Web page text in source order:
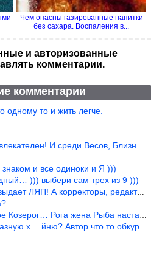
Чем опасны газированные напитки
без сахара. Воспаления в...
и авторизованные
комментарии.
комментарии
одному то и жить легче.
И среди Весов, Близнецов встреч
и все одиноки и Я )))
))) выбери сам трех из 9 )))
ЛЯП! А корректоры, редакторы пропус
Рога жена Рыба наставила ))
х… йню? Автор что то обкурился?